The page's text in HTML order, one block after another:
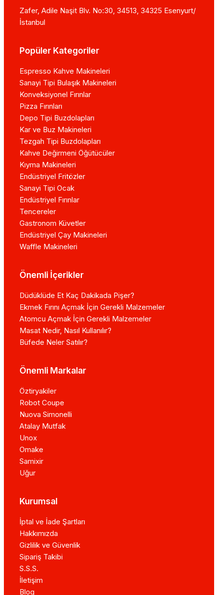
Zafer, Adile Naşit Blv. No:30, 34513, 34325 Esenyurt/
İstanbul
Popüler Kategoriler
Espresso Kahve Makineleri
Sanayi Tipi Bulaşık Makineleri
Konveksiyonel Fırınlar
Pizza Fırınları
Depo Tipi Buzdolapları
Kar ve Buz Makineleri
Tezgah Tipi Buzdolapları
Kahve Değirmeni Öğütücüler
Kıyma Makineleri
Endüstriyel Fritözler
Sanayi Tipi Ocak
Endüstriyel Fırınlar
Tencereler
Gastronom Küvetler
Endüstriyel Çay Makineleri
Waffle Makineleri
Önemli İçerikler
Düdüklüde Et Kaç Dakikada Pişer?
Ekmek Fırını Açmak İçin Gerekli Malzemeler
Atomcu Açmak İçin Gerekli Malzemeler
Masat Nedir, Nasıl Kullanılır?
Büfede Neler Satılır?
Önemli Markalar
Öztiryakiler
Robot Coupe
Nuova Simonelli
Atalay Mutfak
Unox
Omake
Samixir
Uğur
Kurumsal
İptal ve İade Şartları
Hakkımızda
Gizlilik ve Güvenlik
Sipariş Takibi
S.S.S.
İletişim
Blog